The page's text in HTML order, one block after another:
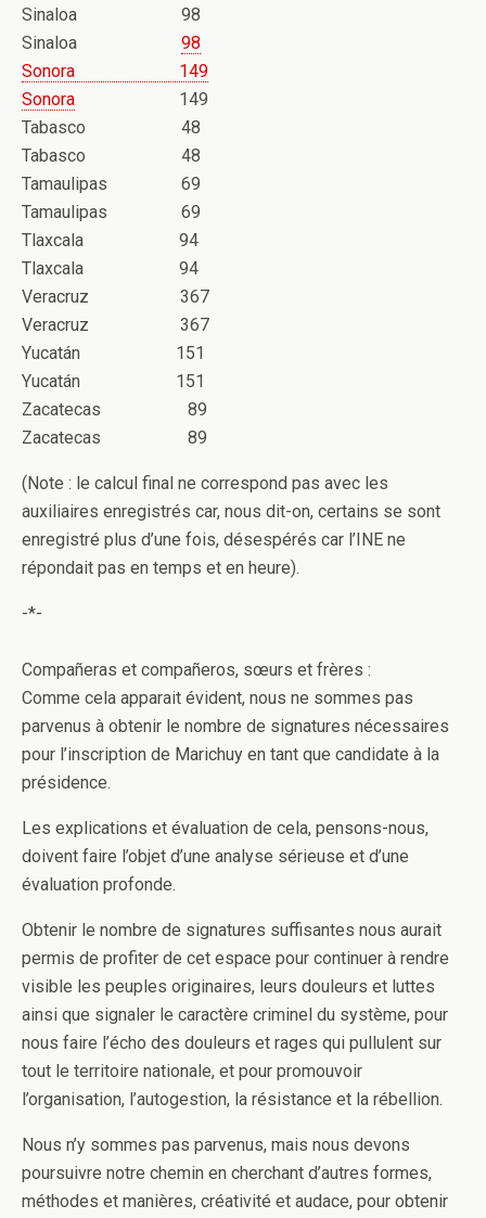
Sinaloa 98
Sinaloa 98
Sonora 149
Sonora 149
Tabasco 48
Tabasco 48
Tamaulipas 69
Tamaulipas 69
Tlaxcala 94
Tlaxcala 94
Veracruz 367
Veracruz 367
Yucatán 151
Yucatán 151
Zacatecas 89
Zacatecas 89
(Note : le calcul final ne correspond pas avec les
auxiliaires enregistrés car, nous dit-on, certains se sont
enregistré plus d’une fois, désespérés car l’INE ne
répondait pas en temps et en heure).
-*-
Compañeras et compañeros, sœurs et frères :
Comme cela apparait évident, nous ne sommes pas
parvenus à obtenir le nombre de signatures nécessaires
pour l’inscription de Marichuy en tant que candidate à la
présidence.
Les explications et évaluation de cela, pensons-nous,
doivent faire l’objet d’une analyse sérieuse et d’une
évaluation profonde.
Obtenir le nombre de signatures suffisantes nous aurait
permis de profiter de cet espace pour continuer à rendre
visible les peuples originaires, leurs douleurs et luttes
ainsi que signaler le caractère criminel du système, pour
nous faire l’écho des douleurs et rages qui pullulent sur
tout le territoire nationale, et pour promouvoir
l’organisation, l’autogestion, la résistance et la rébellion.
Nous n’y sommes pas parvenus, mais nous devons
poursuivre notre chemin en cherchant d’autres formes,
méthodes et manières, créativité et audace, pour obtenir